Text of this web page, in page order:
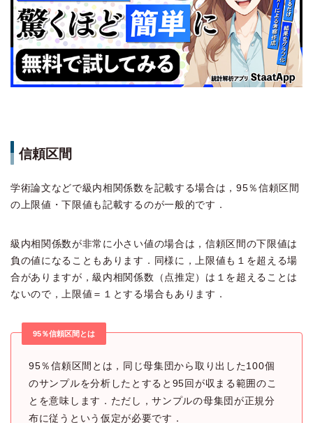
信頼区間
学術論文などで級内相関係数を記載する場合は，95％信頼区間
の上限値・下限値も記載するのが一般的です．
級内相関係数が非常に小さい値の場合は，信頼区間の下限値は
負の値になることもあります．同様に，上限値も１を超える場
合がありますが，級内相関係数（点推定）は１を超えることは
ないので，上限値＝１とする場合もあります．
95％信頼区間とは
95％信頼区間とは，同じ母集団から取り出した100個
のサンプルを分析したとすると95回が収まる範囲のこ
とを意味します．ただし，サンプルの母集団が正規分
布に従うという仮定が必要です．